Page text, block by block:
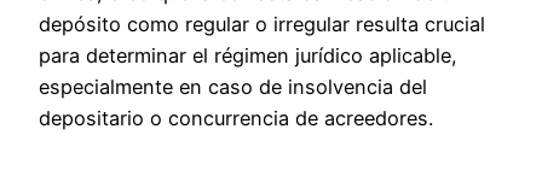
depósito como regular o irregular resulta crucial
para determinar el régimen jurídico aplicable,
especialmente en caso de insolvencia del
depositario o concurrencia de acreedores.